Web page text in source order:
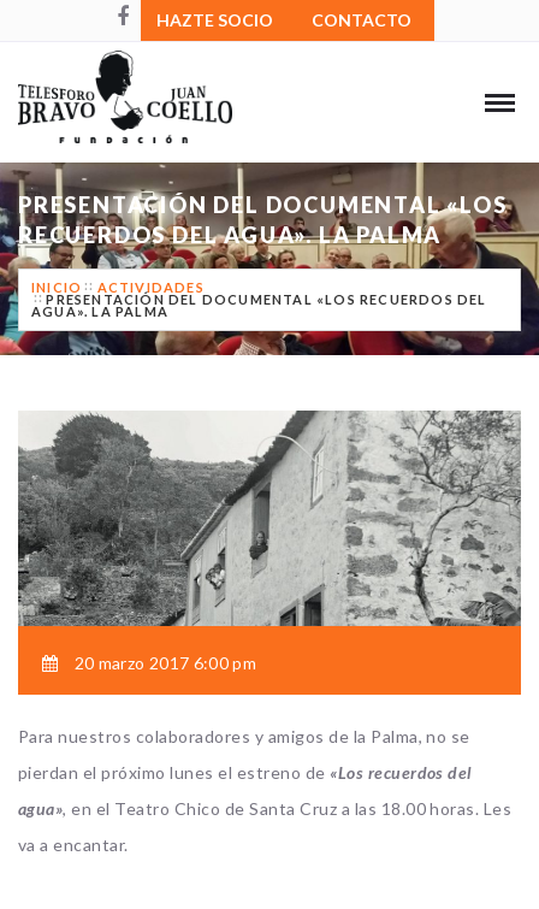
HAZTE SOCIO CONTACTO
PRESENTACIÓN DEL DOCUMENTAL «LOS
RECUERDOS DEL AGUA». LA PALMA
INICIO ACTIVIDADES
PRESENTACIÓN DEL DOCUMENTAL «LOS RECUERDOS DEL
AGUA». LA PALMA
20 marzo 2017 6:00 pm
Para nuestros colaboradores y amigos de la Palma, no se
pierdan el próximo lunes el estreno de «Los recuerdos del
agua», en el Teatro Chico de Santa Cruz a las 18.00 horas. Les
va a encantar.